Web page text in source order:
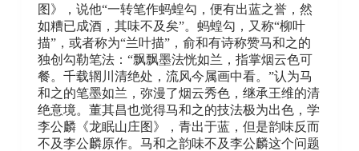
图》，说他“一转笔作蚂蝗勾，便有出蓝之誉，然
如糟已成酒，其味不及矣”。蚂蝗勾，又称“柳叶
描”，或者称为“兰叶描”，俞和有诗称赞马和之的
独创勾勒笔法：“飘飘墨法恍如兰，指掌烟云色可
餐。千载辋川清绝处，流风今属画中看。”认为马
和之的笔墨如兰，弥漫了烟云秀色，继承王维的清
绝意境。董其昌也觉得马和之的技法极为出色，学
李公麟《龙眠山庄图》，青出于蓝，但是韵味反而
不及李公麟原作。马和之韵味不及李公麟这个问题